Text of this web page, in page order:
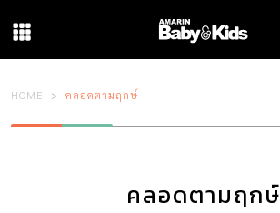
HOME คลอดตามฤกษ์
คลอดตามฤกษ์